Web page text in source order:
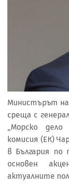
Министърът на
среща с
„Морско
комисия (ЕК)
в България по
основен
актуалните